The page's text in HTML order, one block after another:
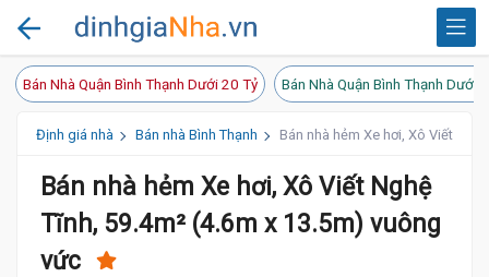
Bán Nhà Quận Bình Thạnh Dưới 20 Tỷ Bán Nhà Quận Bình Thạnh Dưới
Định giá nhà Bán nhà Bình Thạnh Bán nhà hẻm Xe hơi, Xô Viết
Bán nhà hẻm Xe hơi, Xô Viết Nghệ
Tĩnh, 59.4m² (4.6m x 13.5m) vuông
vức